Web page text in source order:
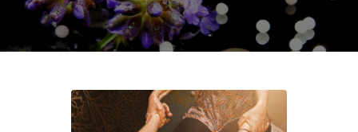
DOLEGLIWOŚCI
GALERIA
BOOKSY